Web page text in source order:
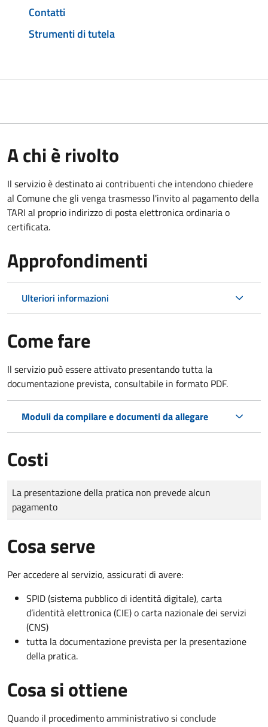
Contatti
Strumenti di tutela
A chi è rivolto
Il servizio è destinato ai contribuenti che intendono chiedere
al Comune che gli venga trasmesso l'invito al pagamento della
TARI al proprio indirizzo di posta elettronica ordinaria o
certificata.
Approfondimenti
Ulteriori informazioni
Come fare
Il servizio può essere attivato presentando tutta la
documentazione prevista, consultabile in formato PDF.
Moduli da compilare e documenti da allegare
Costi
Tipo di pagamento
Importo
La presentazione della pratica non prevede alcun
pagamento
Cosa serve
Per accedere al servizio, assicurati di avere:
SPID (sistema pubblico di identità digitale), carta
d’identità elettronica (CIE) o carta nazionale dei servizi
(CNS)
tutta la documentazione prevista per la presentazione
della pratica.
Cosa si ottiene
Quando il procedimento amministrativo si conclude